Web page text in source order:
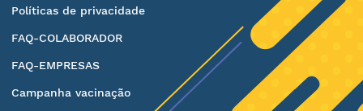
Políticas de privacidade
FAQ-COLABORADOR
FAQ-EMPRESAS
Campanha vacinação